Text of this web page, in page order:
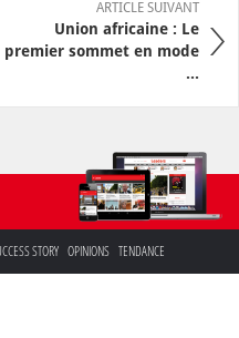
ARTICLE SUIVANT
Union africaine : Le
premier sommet en mode
...
STORY OPINIONS TENDANCE